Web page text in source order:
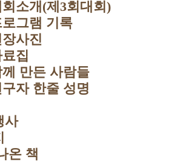
회소개(제3회대회)
로그램 기록
사진
집
께 만든 사람들
구자 한줄 성명
사
온 책